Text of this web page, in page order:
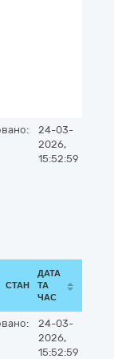
24-03-
2026,
15:52:59
СТАН
ДАТА
ТА
ЧАС
24-03-
2026,
15:52:59